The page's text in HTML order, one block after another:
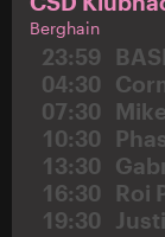
Berghain
23:59
04:30
07:30
10:30
13:30
16:30
Roi
19:30